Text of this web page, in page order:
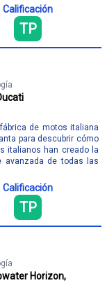
Calificación
TP
de motos italiana
para descubrir cómo
italianos han creado la
avanzada de todas las
Calificación
TP
Horizon,